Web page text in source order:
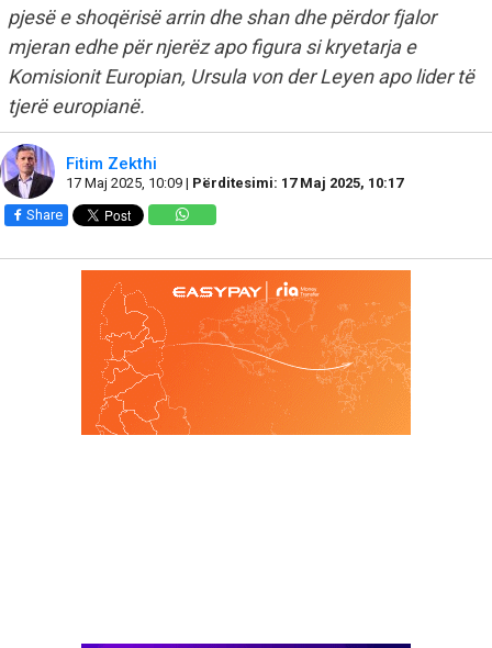
pjesë e shoqërisë arrin dhe shan dhe përdor fjalor
mjeran edhe për njerëz apo figura si kryetarja e
Komisionit Europian, Ursula von der Leyen apo lider të
tjerë europianë.
Fitim Zekthi
17 Maj 2025, 10:09 | Përditesimi: 17 Maj 2025, 10:17
Share